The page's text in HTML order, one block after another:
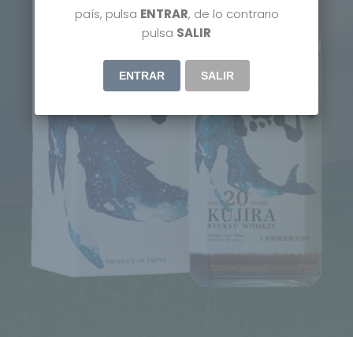
país, pulsa ENTRAR, de lo contrario
pulsa SALIR
ENTRAR SALIR